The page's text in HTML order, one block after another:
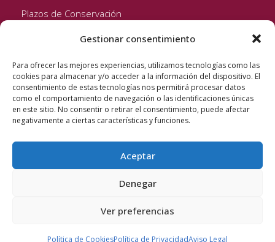
Gestionar consentimiento
Para ofrecer las mejores experiencias, utilizamos tecnologías como las
cookies para almacenar y/o acceder a la información del dispositivo. El
consentimiento de estas tecnologías nos permitirá procesar datos
como el comportamiento de navegación o las identificaciones únicas
en este sitio. No consentir o retirar el consentimiento, puede afectar
negativamente a ciertas características y funciones.
Aceptar
Denegar
Ver preferencias
Política de CookiesPolítica de PrivacidadAviso Legal
Plazos de Conservación
Seguinos!
Quixote Concentrates S.L. 2022 © Reservados todos los
derechos